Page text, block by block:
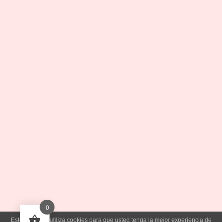
Este sitio web utiliza cookies para que usted tenga la mejor experiencia de
0